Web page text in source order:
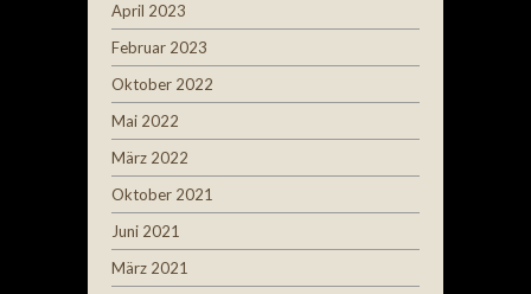
April 2023
Februar 2023
Oktober 2022
Mai 2022
März 2022
Oktober 2021
Juni 2021
März 2021